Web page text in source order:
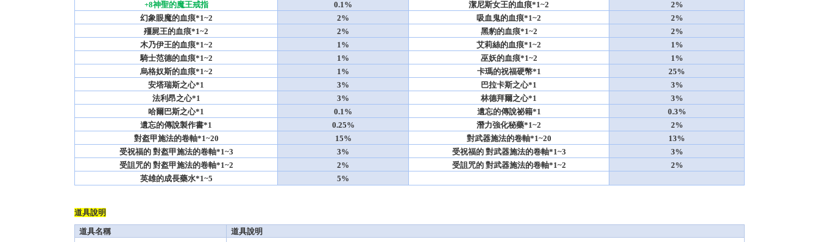
+8神聖的魔王戒指
0.1% 潔尼斯女王的血痕*1~2
2%
幻象眼魔的血痕*1~2
2% 吸血鬼的血痕*1~2
2%
殭屍王的血痕*1~2
2% 黑豹的血痕*1~2
2%
木乃伊王的血痕*1~2
1% 艾莉絲的血痕*1~2
1%
騎士范德的血痕*1~2
1% 巫妖的血痕*1~2
1%
烏格奴斯的血痕*1~2
1% 卡瑪的祝福硬幣*1
25%
安塔瑞斯之心*1
3% 巴拉卡斯之心*1
3%
法利昂之心*1
3% 林德拜爾之心*1
3%
哈爾巴斯之心*1
0.1% 遺忘的傳說祕籍*1
0.3%
遺忘的傳說製作書*1
0.25% 潛力強化秘藥*1~2
2%
對盔甲施法的卷軸*1~20
15% 對武器施法的卷軸*1~20
13%
受祝福的 對盔甲施法的卷軸*1~3
3% 受祝福的 對武器施法的卷軸*1~3
3%
受詛咒的 對盔甲施法的卷軸*1~2
2% 受詛咒的 對武器施法的卷軸*1~2
2%
英雄的成長藥水*1~5
5%
道具說明
道具名稱 道具說明